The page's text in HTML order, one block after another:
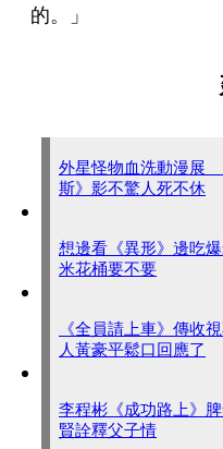
的。」
外星怪物血洗動漫展
斯》影不驚人死不休
想邊看《異形》邊吃
米花桶要不要
《全員請上車》傳收
人黃豪平鬆口回應了
李程彬《成功路上》
賢詮釋父子情